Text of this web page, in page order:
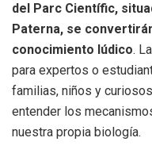
del Parc Científic,
Paterna, se
conocimiento lúdico.
para expertos o
familias, niños y
entender los
nuestra propia biología.